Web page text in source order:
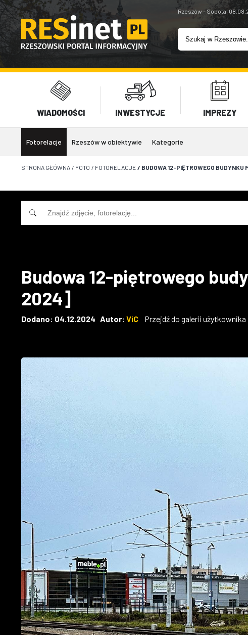
Rzeszów - Sobota,
WIADOMOŚCI INWESTYCJE IMPREZY
Fotorelacje Rzeszów w obiektywie Kategorie
STRONA GŁÓWNA / FOTO / FOTORELACJE / BUDOWA 12-PIĘTROWEGO
Budowa 12-piętrowego
2024]
Dodano: 04.12.2024 Autor: ViC Przejdź do galerii użytkownika